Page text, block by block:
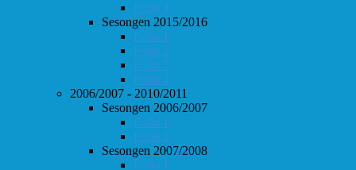
Follo 4
Sesongen 2015/2016
Follo 1
Follo 2
Follo 3
Follo 4
2006/2007 - 2010/2011
Sesongen 2006/2007
Follo 1
Follo 2
Sesongen 2007/2008
Follo 1